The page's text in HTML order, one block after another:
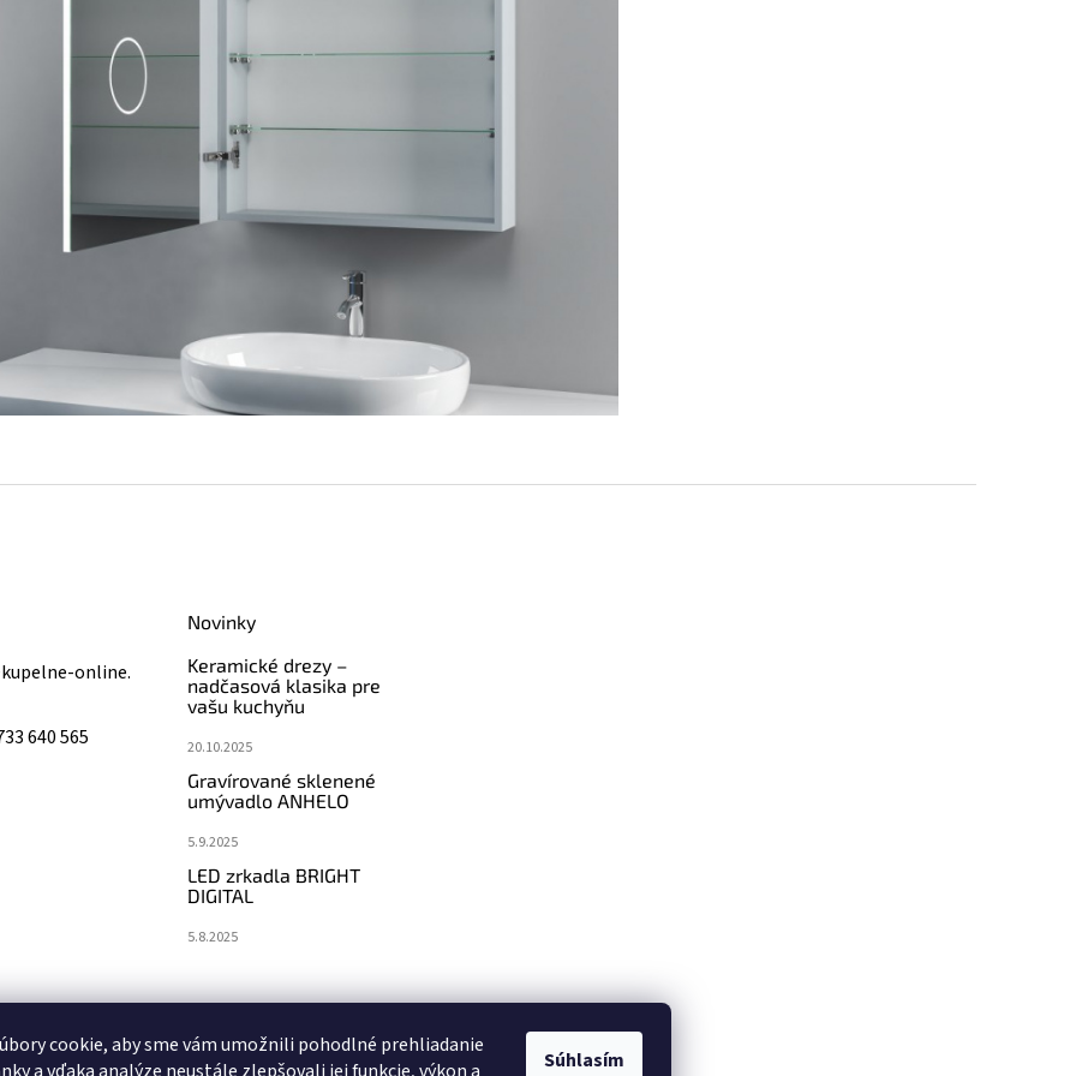
cookie, aby sme vám umožnili pohodlné prehliadanie
Súhlasím
kupelne-online.
640 565
Novinky
Keramické drezy –
nadčasová klasika pre
vašu kuchyňu
20.10.2025
Gravírované sklenené
umývadlo ANHELO
5.9.2025
LED zrkadla BRIGHT
DIGITAL
5.8.2025